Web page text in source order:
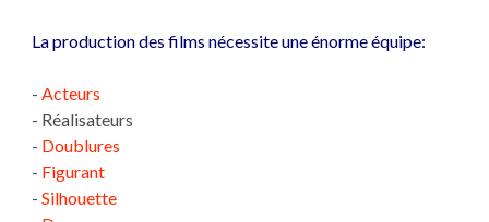
La production des films nécessite une énorme équipe:
- Acteurs
- Réalisateurs
- Doublures
- Figurant
- Silhouette